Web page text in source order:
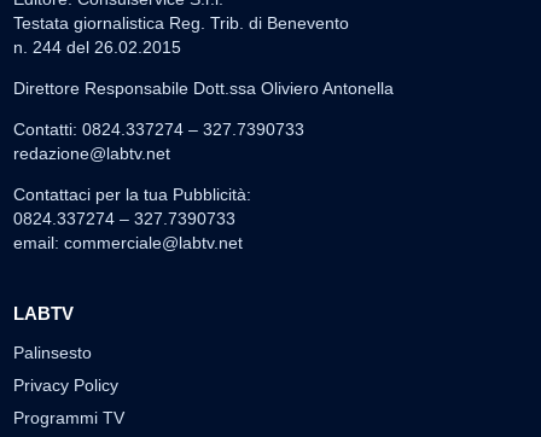
Testata giornalistica Reg. Trib. di Benevento
n. 244 del 26.02.2015
Direttore Responsabile Dott.ssa Oliviero Antonella
Contatti: 0824.337274 – 327.7390733
redazione@labtv.net
Contattaci per la tua Pubblicità:
0824.337274 – 327.7390733
email: commerciale@labtv.net
LABTV
Palinsesto
Privacy Policy
Programmi TV